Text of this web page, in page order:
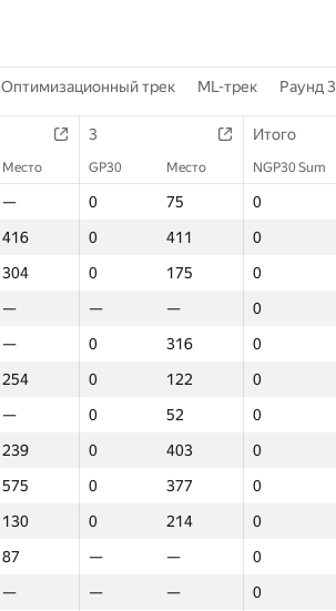
Оптимизационный трек ML-трек Раунд 3
3 Итого
Место GP30 Место NGP30 Sum
— 0 75 0
416 0 411 0
304 0 175 0
— — — 0
— 0 316 0
254 0 122 0
— 0 52 0
239 0 403 0
575 0 377 0
130 0 214 0
87 — — 0
— — — 0